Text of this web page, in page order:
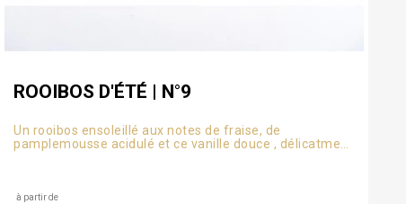
ROOIBOS D'ÉTÉ | N°9
Un rooibos ensoleillé aux notes de fraise, de
pamplemousse acidulé et ce vanille douce , délicatment
à partir de